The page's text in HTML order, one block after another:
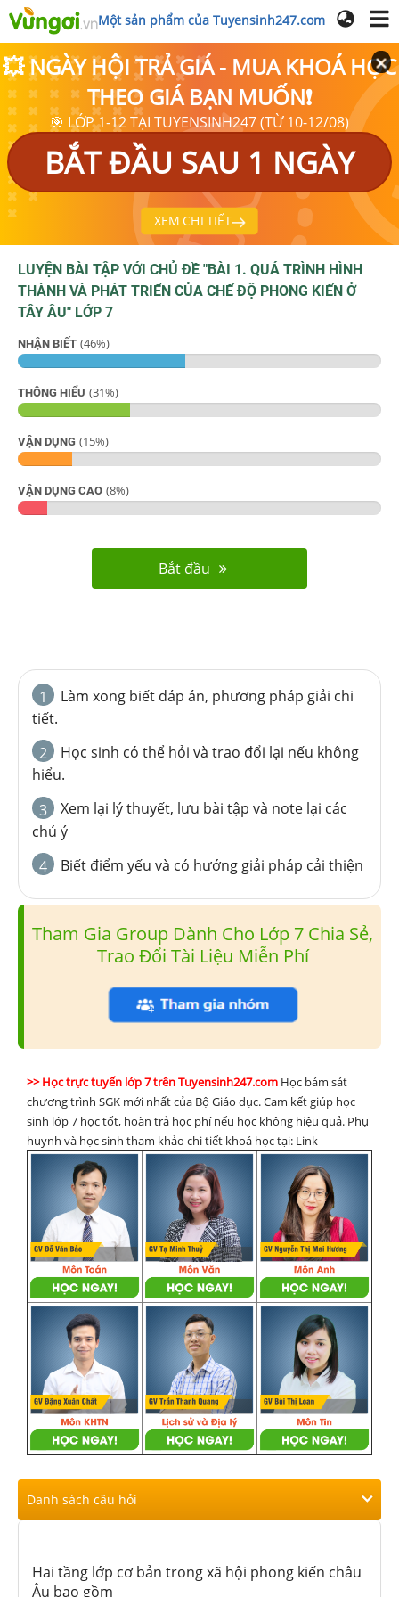
Một sản phẩm của Tuyensinh247.com
💥 NGÀY HỘI TRẢ GIÁ - MUA KHOÁ HỌC
THEO GIÁ BẠN MUỐN❗
🎯 LỚP 1-12 TẠI TUYENSINH247 (TỪ 10-12/08)
BẮT ĐẦU SAU 1 NGÀY
XEM CHI TIẾT
LUYỆN BÀI TẬP VỚI CHỦ ĐỀ "BÀI 1. QUÁ TRÌNH HÌNH
THÀNH VÀ PHÁT TRIỂN CỦA CHẾ ĐỘ PHONG KIẾN Ở
TÂY ÂU" LỚP 7
NHẬN BIẾT (46%)
THÔNG HIỂU (31%)
VẬN DỤNG (15%)
VẬN DỤNG CAO (8%)
Bắt đầu
1
Làm xong biết đáp án, phương pháp giải chi
tiết.
2
Học sinh có thể hỏi và trao đổi lại nếu không
hiểu.
3
Xem lại lý thuyết, lưu bài tập và note lại các
chú ý
4
Biết điểm yếu và có hướng giải pháp cải thiện
Tham Gia Group Dành Cho Lớp 7 Chia Sẻ,
Trao Đổi Tài Liệu Miễn Phí
>> Học trực tuyến lớp 7 trên Tuyensinh247.com Học bám sát
chương trình SGK mới nhất của Bộ Giáo dục. Cam kết giúp học
sinh lớp 7 học tốt, hoàn trả học phí nếu học không hiệu quả. Phụ
huynh và học sinh tham khảo chi tiết khoá học tại: Link
Danh sách câu hỏi
Hai tầng lớp cơ bản trong xã hội phong kiến châu
Âu bao gồm